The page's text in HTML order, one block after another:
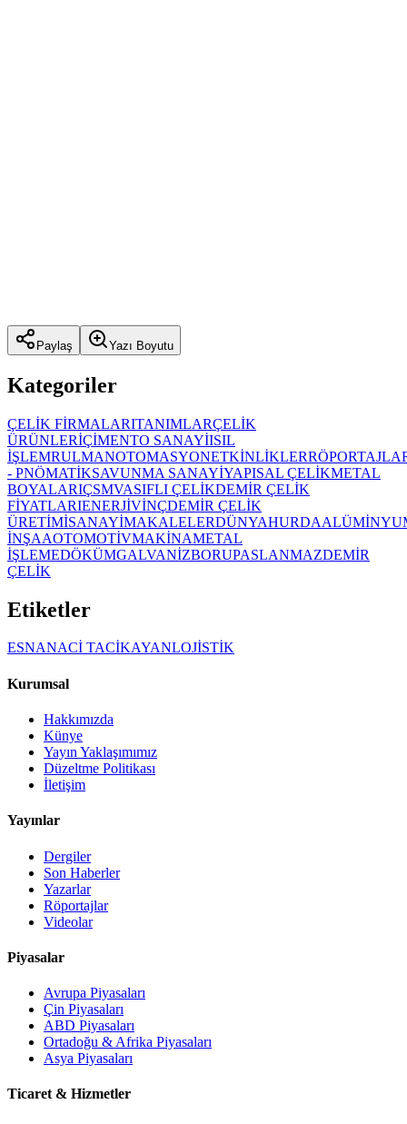
Paylaş Yazı Boyutu
Kategoriler
ÇELİK FİRMALARITANIMLARÇELİK
ÜRÜNLERİÇİMENTO SANAYİISIL
İŞLEMRULMANOTOMASYONETKİNLİKLER
- PNÖMATİKSAVUNMA SANAYİYAPISAL ÇELİKMETAL
BOYALARIÇSMVASIFLI ÇELİKDEMİR ÇELİK
FİYATLARIENERJİVİNÇDEMİR ÇELİK
ÜRETİMİSANAYİMAKALELERDÜNYAHURDA
İNŞAAOTOMOTİVMAKİNAMETAL
İŞLEMEDÖKÜMGALVANİZBORUPASLANMAZDEMİR
ÇELİK
Etiketler
ESNANACİ TACİKAYANLOJİSTİK
Kurumsal
Hakkımızda
Künye
Yayın Yaklaşımımız
Düzeltme Politikası
İletişim
Yayınlar
Dergiler
Son Haberler
Yazarlar
Röportajlar
Videolar
Piyasalar
Avrupa Piyasaları
Çin Piyasaları
ABD Piyasaları
Ortadoğu & Afrika Piyasaları
Asya Piyasaları
Ticaret & Hizmetler